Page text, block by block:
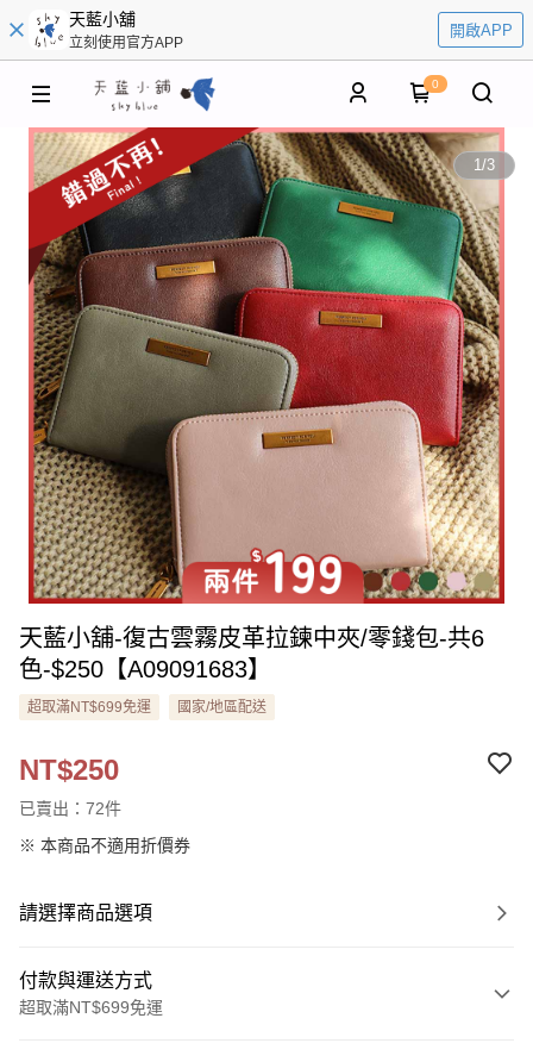
天藍小舖
立刻使用官方APP
開啟APP
0
1/3
天藍小舖-復古雲霧皮革拉鍊中夾/零錢包-共6
色-$250【A09091683】
超取滿NT$699免運 國家/地區配送
NT$250
已賣出：72件
※ 本商品不適用折價券
請選擇商品選項
付款與運送方式
超取滿NT$699免運